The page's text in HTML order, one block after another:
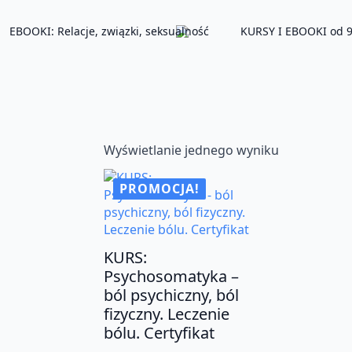
EBOOKI: Relacje, związki, seksualność KURSY I EBOOKI od
Wyświetlanie jednego wyniku
PROMOCJA!
KURS:
Psychosomatyka –
ból psychiczny, ból
fizyczny. Leczenie
bólu. Certyfikat